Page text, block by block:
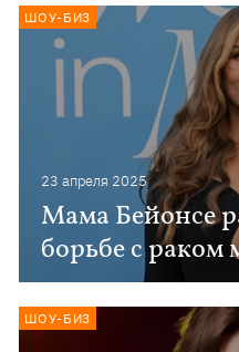
23 апреля 2025
Мама Бейонсе
борьбе с
ШОУ-БИЗ
ШОУ-БИЗ